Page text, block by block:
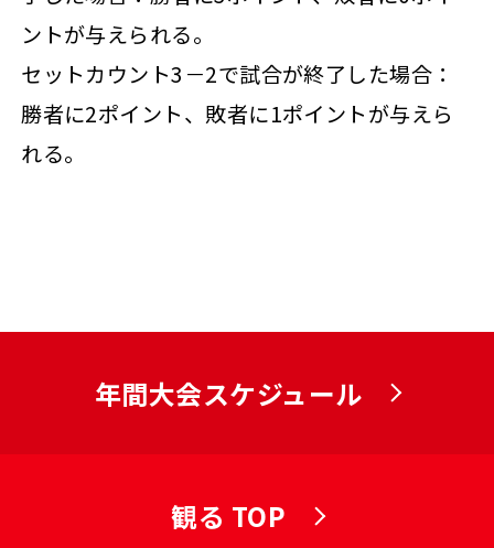
ントが与えられる。
セットカウント3－2で試合が終了した場合：
勝者に2ポイント、敗者に1ポイントが与えら
れる。
年間大会スケジュール
観る TOP